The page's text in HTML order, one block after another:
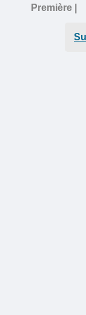
Première |